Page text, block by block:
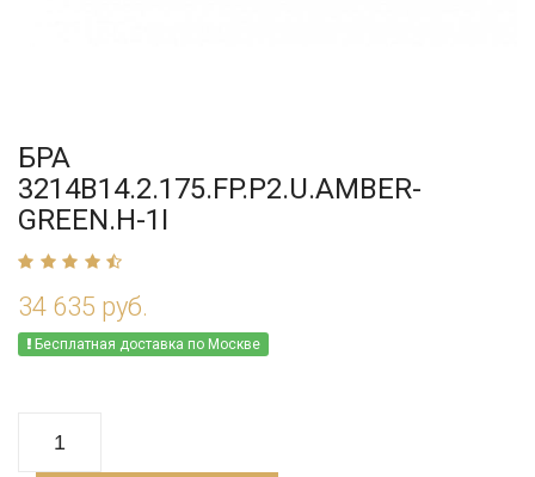
БРА
3214B14.2.175.FP.P2.U.AMBER-
GREEN.H-1I
34 635 руб.
Бесплатная доставка по Москве